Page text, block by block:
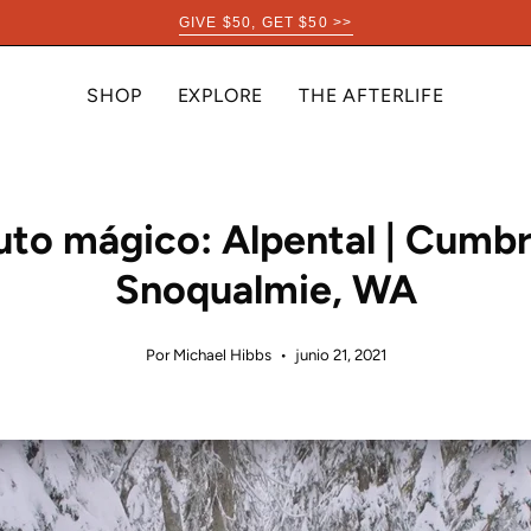
GIVE $50, GET $50 >>
SHOP EXPLORE THE AFTERLIFE
mágico: Alpental |
Snoqualmie, WA
Por Michael Hibbs junio 21, 2021